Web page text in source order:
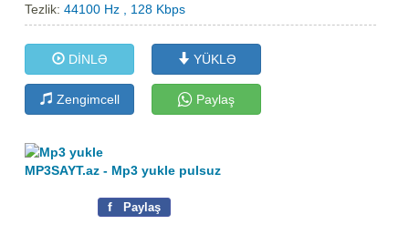
Tezlik:44100 Hz , 128 Kbps
DİNLƏ YÜKLƏ
Zengimcell Paylaş
MP3SAYT.az - Mp3 yukle pulsuz
f Paylaş